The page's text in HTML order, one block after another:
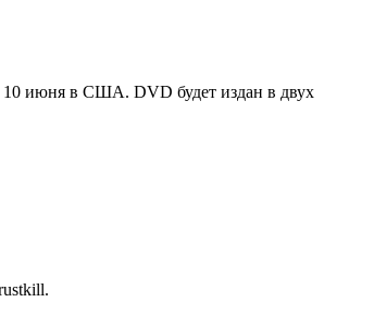
10 июня в США. DVD будет издан в двух